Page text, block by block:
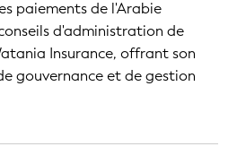
paiements de l'Arabie
d'administration de
Insurance, offrant son
gouvernance et de gestion